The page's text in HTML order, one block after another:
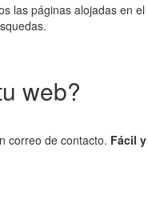
las páginas alojadas en el
web?
correo de contacto. Fácil y